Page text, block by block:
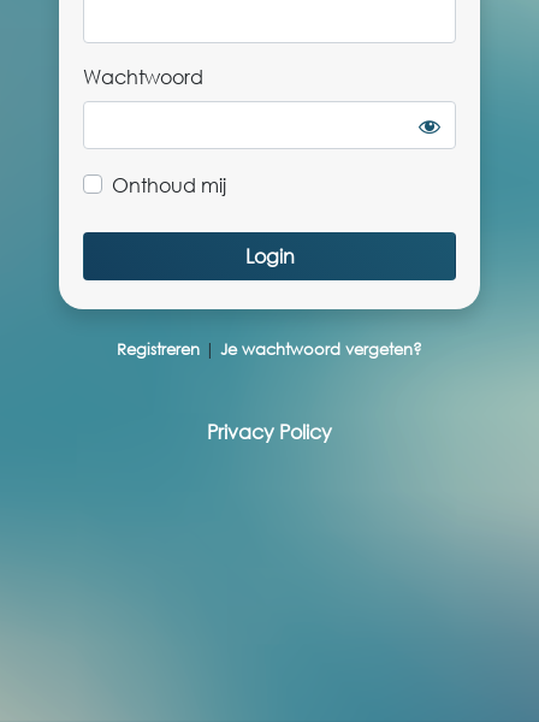
Wachtwoord
Onthoud mij
Registreren | Je wachtwoord vergeten?
Privacy Policy